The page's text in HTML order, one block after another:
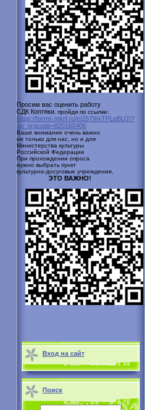
Просим вас оценить работу
СДК Коптяки. пройдя по ссылке:
https://forms.mkrf.ru/e/2579/xTPLeBU7/?
ap_orgcode=820160406
Ваше внимание очень важно
не только для нас, но и для
Министерства культуры
Российской Федерации
При прохождении опроса
нужно выбрать пункт
культурно-досуговые учреждения,
ЭТО ВАЖНО!
Вход на сайт
Поиск